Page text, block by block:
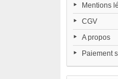
Mentions
CGV
A propos
Paiement